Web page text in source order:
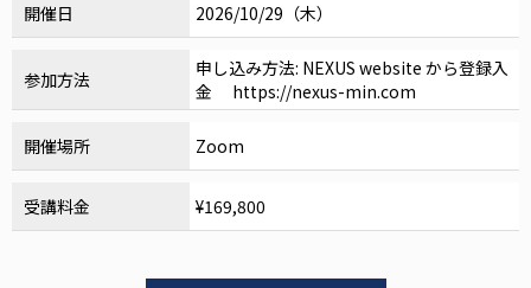
開催日 2026/10/29（木）
参加方法
申し込み方法: NEXUS website から登録入
金 https://nexus-min.com
開催場所 Zoom
受講料金 ¥169,800